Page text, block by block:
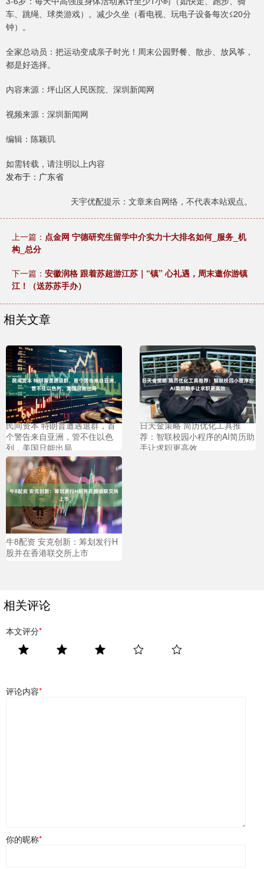
车、跳绳、球类游戏）。减少久坐（看电视、玩电子设备每次≤20分
钟）。
全家总动员：把运动变成亲子时光！周末公园野餐、散步、放风筝，
都是好选择。
内容来源：坪山区人民医院、深圳新闻网
视频来源：深圳新闻网
编辑：陈颖玑
如需转载，请注明以上内容
发布于：广东省
天宇优配提示：文章来自网络，不代表本站观点。
上一篇： 点金网 宁德研究生留学中介实力十大排名如何_服务_机
构_总分
下一篇： 安徽润格 跟着苏超游江苏｜“镇” 心礼遇，周末邀你游镇
江！（送苏苏手办）
相关文章
民间资本 特朗普遭遇退群，首
个警告来自亚洲，管不住以色
列，美国只能出局
日天金策略 简历优化工具推
荐：智联校园小程序的AI简历助
手让求职更高效
牛8配资 安克创新：筹划发行H
股并在香港联交所上市
相关评论
本文评分*
评论内容*
你的昵称*